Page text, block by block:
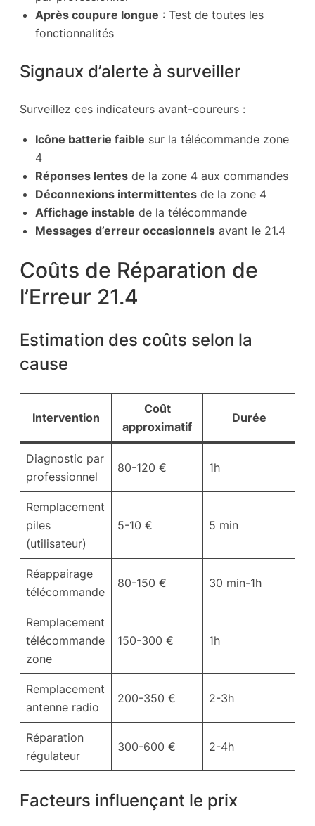
Après coupure longue : Test de toutes les
fonctionnalités
Signaux d’alerte à surveiller
Surveillez ces indicateurs avant-coureurs :
Icône batterie faible sur la télécommande zone
4
Réponses lentes de la zone 4 aux commandes
Déconnexions intermittentes de la zone 4
Affichage instable de la télécommande
Messages d’erreur occasionnels avant le 21.4
Coûts de Réparation de
l’Erreur 21.4
Estimation des coûts selon la
cause
Intervention
Coût
approximatif
Durée
Diagnostic par
professionnel
80-120 € 1h
Remplacement
piles
(utilisateur)
5-10 € 5 min
Réappairage
télécommande
80-150 € 30 min-1h
Remplacement
télécommande
zone
150-300 € 1h
Remplacement
antenne radio
200-350 € 2-3h
Réparation
régulateur
300-600 € 2-4h
Facteurs influençant le prix